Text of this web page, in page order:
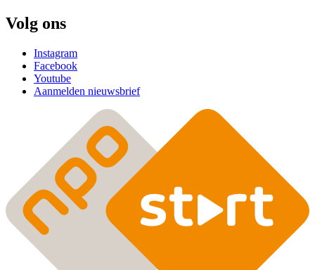
Volg ons
Instagram
Facebook
Youtube
Aanmelden nieuwsbrief